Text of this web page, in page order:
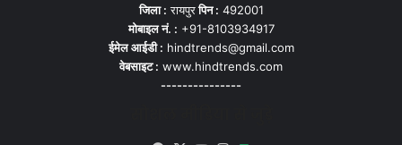
जिला : रायपुरपिन : 492001
मोबाइल नं. : +91-8103934917
ईमेल आईडी : hindtrends@gmail.com
वेबसाइट : www.hindtrends.com
---------------